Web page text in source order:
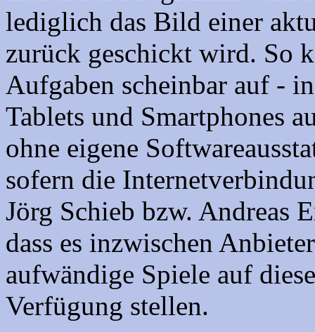
lediglich das Bild einer
zurück geschickt wird. So
Aufgaben scheinbar auf -
Tablets und Smartphones
ohne eigene
sofern die
Jörg Schieb bzw. Andreas
dass es inzwischen
aufwändige Spiele auf
Verfügung stellen.